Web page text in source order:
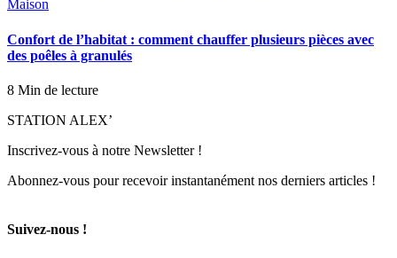
Maison
Confort de l’habitat : comment chauffer plusieurs pièces avec
des poêles à granulés
8 Min de lecture
STATION ALEX’
Inscrivez-vous à notre Newsletter !
Abonnez-vous pour recevoir instantanément nos derniers articles !
Suivez-nous !